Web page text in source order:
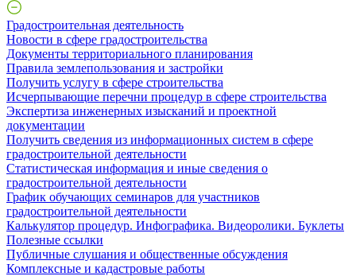
Градостроительная деятельность
Новости в сфере градостроительства
Документы территориального планирования
Правила землепользования и застройки
Получить услугу в сфере строительства
Исчерпывающие перечни процедур в сфере строительства
Экспертиза инженерных изысканий и проектной
документации
Получить сведения из информационных систем в сфере
градостроительной деятельности
Статистическая информация и иные сведения о
градостроительной деятельности
График обучающих семинаров для участников
градостроительной деятельности
Калькулятор процедур. Инфографика. Видеоролики. Буклеты
Полезные ссылки
Публичные слушания и общественные обсуждения
Комплексные и кадастровые работы